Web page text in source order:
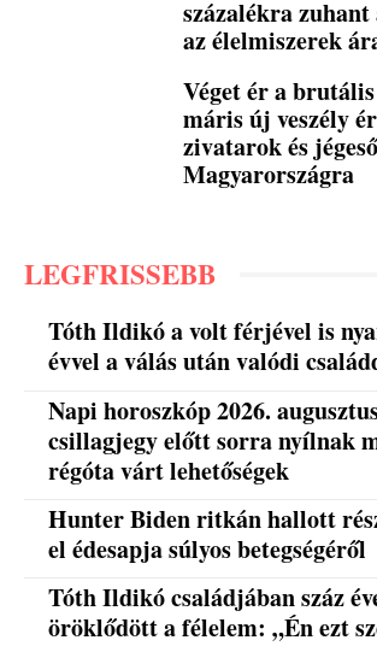
százalékra
az élelmiszerek
Véget ér a brutális
máris új veszély
zivatarok és
Magyarországra
LEGFRISSEBB
Tóth Ildikó a volt férjével is
évvel a válás után valódi
Napi horoszkóp 2026.
csillagjegy előtt sorra nyílnak
régóta várt lehetőségek
Hunter Biden ritkán hallott
el édesapja súlyos betegségéről
Tóth Ildikó családjában száz
öröklődött a félelem: „Én ezt